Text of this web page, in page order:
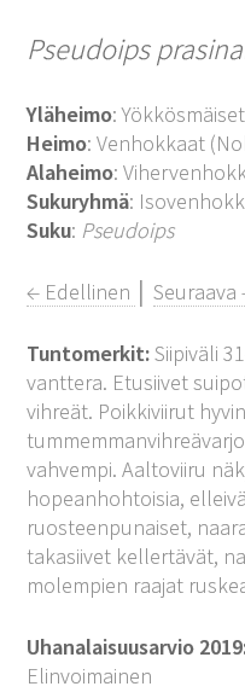
Pseudoips
Yläheimo:
Heimo: Venhokkaat
Alaheimo:
Sukuryhmä:
Suku: Pseudoips
← Edellinen │Seuraava
Tuntomerkit:Siipiväli
vanttera. Etusiivet
vihreät. Poikkiviirut
vahvempi. Aaltoviiru
hopeanhohtoisia,
ruosteenpunaiset,
takasiivet kellertävät,
molempien raajat
Uhanalaisuusarvio
Elinvoimainen